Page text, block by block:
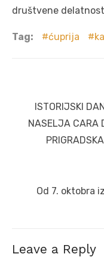
društvene
Tag: ćuprija
navigation
Previous
post:
ISTORIJSKI
NASELJA CARA
NextOd 7. oktobra
Leave a Reply